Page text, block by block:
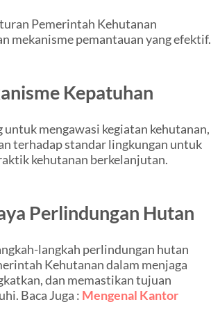
Pemerintah Kehutanan
mekanisme pemantauan yang efektif.
Kepatuhan
mengawasi kegiatan kehutanan,
terhadap standar lingkungan untuk
kehutanan berkelanjutan.
Perlindungan Hutan
langkah perlindungan hutan
Kehutanan dalam menjaga
dan memastikan tujuan
Baca Juga : Mengenal Kantor